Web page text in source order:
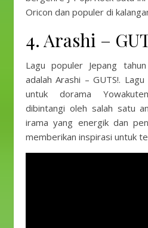
Oricon dan populer di
4. Arashi –
Lagu populer Jepang
adalah Arashi – GUTS!.
untuk dorama
dibintangi oleh salah satu
irama yang energik dan
memberikan inspirasi untuk